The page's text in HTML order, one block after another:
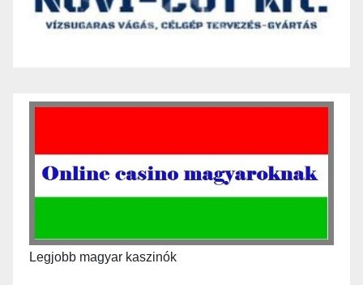
Legjobb magyar kaszinók